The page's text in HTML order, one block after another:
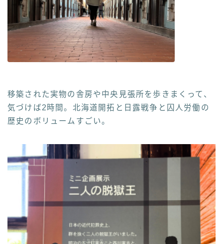
移築された実物の舎房や中央見張所を歩きまくって、
気づけば2時間。北海道開拓と日露戦争と囚人労働の
歴史のボリュームすごい。